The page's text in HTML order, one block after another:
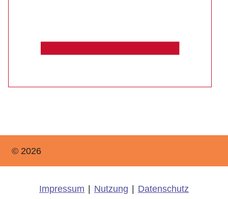
© 2026
Impressum Nutzung Datenschutz